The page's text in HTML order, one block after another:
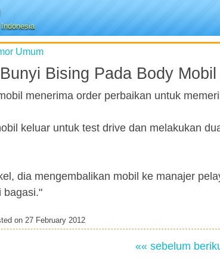
Umum
Bising Pada Body Mobil
menerima order perbaikan untuk
keluar untuk test drive dan melakukan
dia mengembalikan mobil ke manajer
bagasi."
on 27 February 2012
«« sebelum